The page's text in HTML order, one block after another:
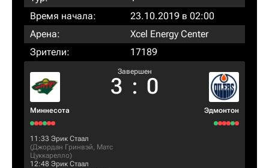
Время начала:
23.10.2019 в 02:00
Арена:
Xcel Energy Center
Зрители:
17189
Миннесота
Завершен
3 : 0
Эдмонтон
11:33 Эрик Стаал
(Джордан Гринвэй, Матс
Цуккарелло)
12:48 Эрик Стаал